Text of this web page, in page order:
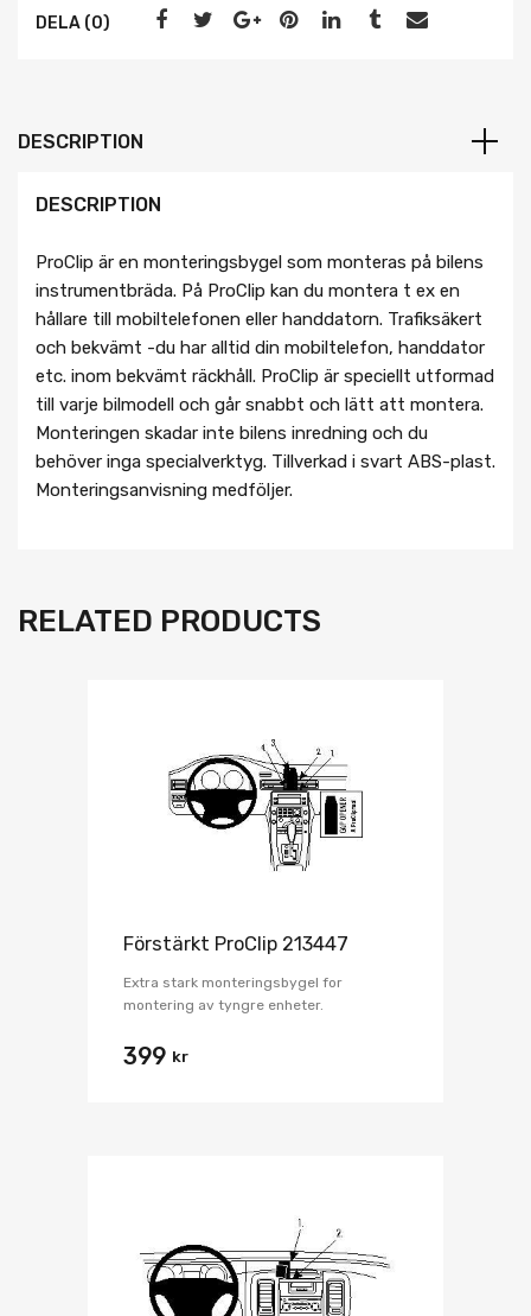
DELA (0)
DESCRIPTION
DESCRIPTION
ProClip är en monteringsbygel som monteras på bilens
instrumentbräda. På ProClip kan du montera t ex en
hållare till mobiltelefonen eller handdatorn. Trafiksäkert
och bekvämt -du har alltid din mobiltelefon, handdator
etc. inom bekvämt räckhåll. ProClip är speciellt utformad
till varje bilmodell och går snabbt och lätt att montera.
Monteringen skadar inte bilens inredning och du
behöver inga specialverktyg. Tillverkad i svart ABS-plast.
Monteringsanvisning medföljer.
RELATED PRODUCTS
Förstärkt ProClip 213447
Extra stark monteringsbygel for
montering av tyngre enheter.
399 kr